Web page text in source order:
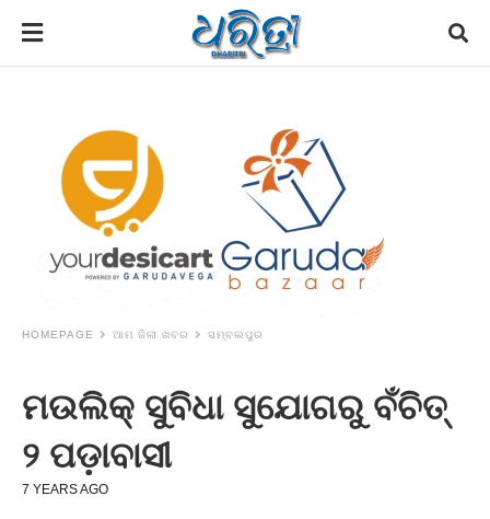
HOMEPAGE ଆମ ଜିଲା ଖବର ସମ୍ବଲପୁର
ମଉଲିକ୍‌ ସୁବିଧା ସୁଯୋଗରୁ ବଁଚିତ୍‌
୨ ପଡ଼ାବାସୀ
7 YEARS AGO